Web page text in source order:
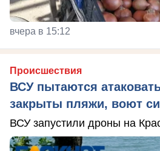
вчера в 15:12
Происшествия
ВСУ пытаются
закрыты пляжи, воют
ВСУ запустили дроны на